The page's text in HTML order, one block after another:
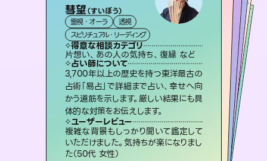
彗望（すいぼう）
霊視・オーラ
透視
スピリチュアル・リーディング
得意な相談カテゴリ
片想い、あの人の気持ち、復縁 など
占い師について
3,700年以上の歴史を持つ東洋最古の
占術「易占」で詳細まで占い、幸せへ向
かう道筋を示します。厳しい結果にも具
体的な対策をお伝えします。
ユーザーレビュー
複雑な背景もしっかり聞いて鑑定して
いただけました。気持ちが楽になりまし
た（50代 女性）
桃源珠羽（とうげんみう）
霊視・オーラ タロット
スピリチュアル・リーディング
得意な相談カテゴリ
片想い、あの人の気持ち、復縁 など
占い師について
恋愛のお悩みの中でも特に「曖昧な関
係」の相談を得意としており、友達以上
恋人未満なお相手との今後や本音を丁
寧に読み解き恋愛成就へと導きます。
ユーザーレビュー
鑑定していただいてアドバイス通りに行
動すると仲が復活してきました。ありが
とうございました（40代 女性）
アイリス -iris-
西洋占星術 タロット
ルーン
得意な相談カテゴリ
恋愛総合、片想い、二人の未来 など
占い師について
復縁、恋愛、不倫の行方、同性愛や片
思い、仕事関係や借金問題まで知りた
いことや心の負担になっていることを
紐解き、背中をそっと押して導きます。
ユーザーレビュー
安心感のあり、言い切ってくれる所や濁
さない鑑定のおかげで、毎回自分の気
持ちを整えられます（30代 男性）
未来視師＊花
霊視・オーラ
スピリチュアル・リーディング
得意な相談カテゴリ
出逢い、片想い、復縁 など
占い師について
未来には何パターンもの選択肢があります。不安で視えにくくなっているあなたの素敵な未来を見つけ、その未来を選択できるようアドバイスします。
ユーザーレビュー
職場の人の性質や人間関係、本心など
本当によく視えていてびっくり。対策が
打てて前向きになれます（40代）
おう 霊感オラクル
霊視・オーラ
オラクルカード
得意な相談カテゴリ
恋愛総合、あの人の気持ち など
占い師について
霊視×オラクルカードを使って「今」と
「未来」そして「気になるあの人の気持
ち」まで丁寧に読み解き、恋や人生のヒ
ントを優しく引き出します。
ユーザーレビュー
不安な気持ちが嘘みたいに晴れまし
た…！よく視えていらっしゃるんだなと
感じました（40代 女性）
セラピスト理恵
霊視・オーラ タロット
スピリチュアル・リーディング
得意な相談カテゴリ
片想い、二人の未来、年の差 など
占い師について
連絡再開、復縁、成就などの報告実績
多数。セラピストとして2万超の施術経
験があるからこそできる鑑定で、より良
い未来をサポートします。
ユーザーレビュー
とても心温まる鑑定でした。しかもこち
らは何も言っていないのに視えていらっ
しゃるんだなと驚きです（30代女性）